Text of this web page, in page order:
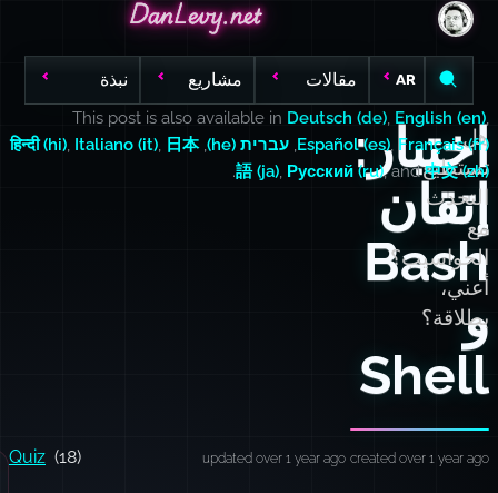
DanLevy.net
DanLevy.net
DanLevy.net
AR مقالات مشاريع نبذة
اختبار:
إتقان
Bash
و
Shell
هل
تستطيع
التحدث
مع
الحواسيب؟
أعني،
بطلاقة؟
This post is also available in Deutsch (de), English (en),
Español (es), Français (fr)
, עברית (he) ,
हिन्दी (hi), Italiano (it), 日本
語 (ja), Русский (ru), and中文 (zh)
.
created over 1 year ago
updated over 1 year ago
Quiz (18)